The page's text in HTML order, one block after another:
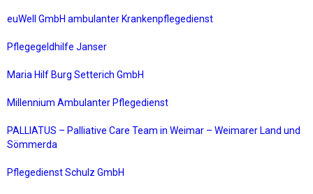
euWell GmbH ambulanter Krankenpflegedienst
Pflegegeldhilfe Janser
Maria Hilf Burg Setterich GmbH
Millennium Ambulanter Pflegedienst
PALLIATUS – Palliative Care Team in Weimar – Weimarer Land und
Sömmerda
Pflegedienst Schulz GmbH